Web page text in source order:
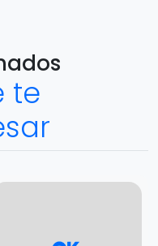
te